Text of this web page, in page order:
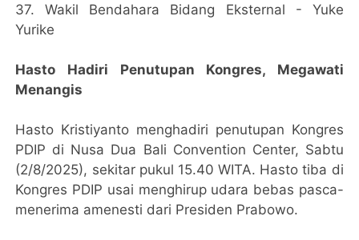
37.⁠ ⁠Wakil Bendahara Bidang Eksternal - Yuke
Yurike
Hasto Hadiri Penutupan Kongres, Megawati
Menangis
Hasto Kristiyanto menghadiri penutupan Kongres
PDIP di Nusa Dua Bali Convention Center, Sabtu
(2/8/2025), sekitar pukul 15.40 WITA. Hasto tiba di
Kongres PDIP usai menghirup udara bebas pasca-
menerima amenesti dari Presiden Prabowo.